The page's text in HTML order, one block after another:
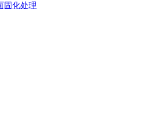
固化处理